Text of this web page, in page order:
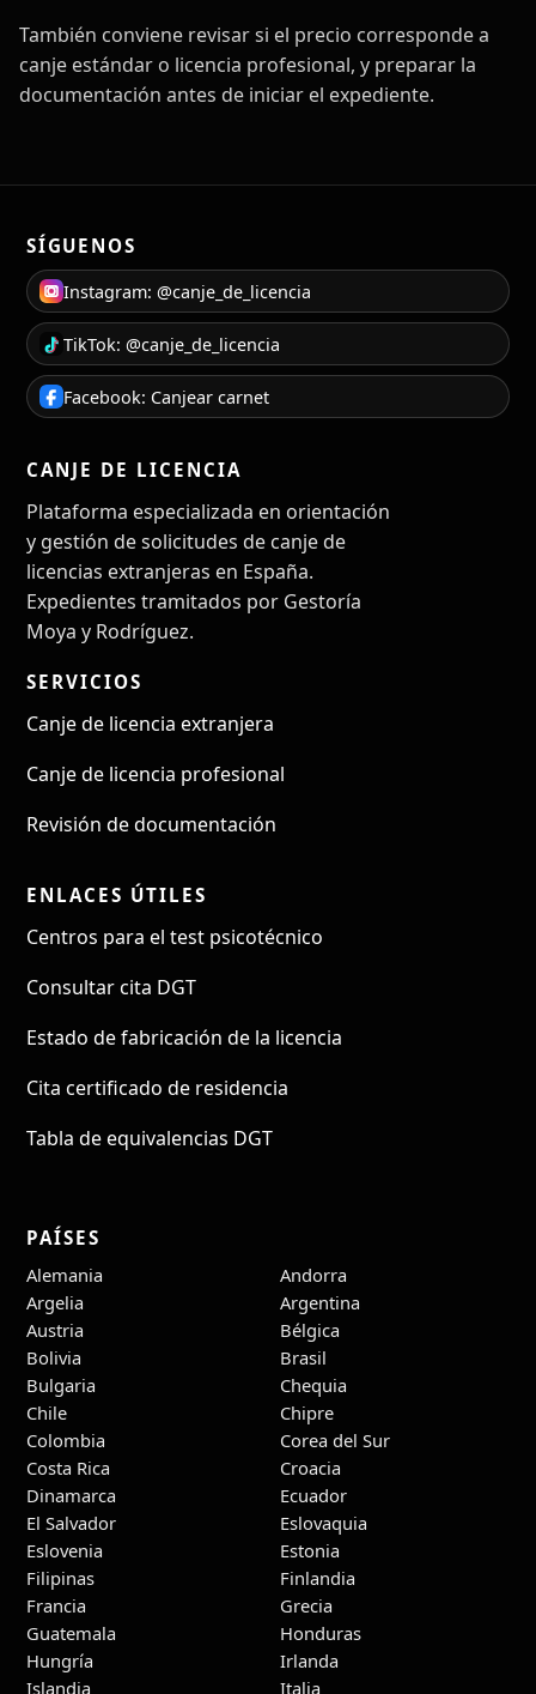
También conviene revisar si el precio corresponde a
canje estándar o licencia profesional, y preparar la
documentación antes de iniciar el expediente.
SÍGUENOS
Instagram: @canje_de_licencia
TikTok: @canje_de_licencia
Facebook: Canjear carnet
CANJE DE LICENCIA
Plataforma especializada en orientación
y gestión de solicitudes de canje de
licencias extranjeras en España.
Expedientes tramitados por Gestoría
Moya y Rodríguez.
SERVICIOS
Canje de licencia extranjera
Canje de licencia profesional
Revisión de documentación
ENLACES ÚTILES
Centros para el test psicotécnico
Consultar cita DGT
Estado de fabricación de la licencia
Cita certificado de residencia
Tabla de equivalencias DGT
PAÍSES
Alemania
Andorra
Argelia
Argentina
Austria
Bélgica
Bolivia
Brasil
Bulgaria
Chequia
Chile
Chipre
Colombia
Corea del Sur
Costa Rica
Croacia
Dinamarca
Ecuador
El Salvador
Eslovaquia
Eslovenia
Estonia
Filipinas
Finlandia
Francia
Grecia
Guatemala
Honduras
Hungría
Irlanda
Islandia
Italia